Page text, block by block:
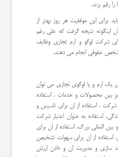
رقم بزند.
برای این موفقیت هر روز بهتر از
اینگونه نتیجه گرفت که علی رغم
شرکت لوگو و ارم تجاری وظایف
حقوقی انجام می دهند.
یک ارم و یا لوگوی تجاری می توان
بین محصولات و خدمات ، استفاده
شرکت ، استفاده از ان برای تاسیس و
استفاده به عنوان اعتبار شرکت
المللی بزرگ، استفاده از ان برای
استفاده از ان برای سهولت تشخیص
سازی و مدیریت ان و دادن ارزش